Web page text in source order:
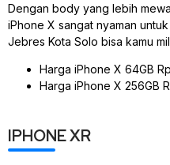
Dengan body yang lebih
iPhone X sangat nyaman
Jebres Kota Solo bisa kamu
Harga iPhone X 64GB
Harga iPhone X 256GB
IPHONE XR